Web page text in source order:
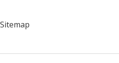
Sitemap